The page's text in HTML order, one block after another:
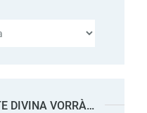
DIVINA VORRÀ…